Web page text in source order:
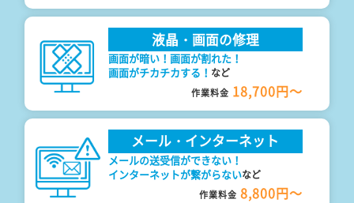
液晶・画面の修理
画面が暗い！画面が割れた！
画面がチカチカする！ など
作業料金 18,700円～
メール・インターネット
メールの送受信ができない！
インターネットが繋がらないなど
作業料金 8,800円～